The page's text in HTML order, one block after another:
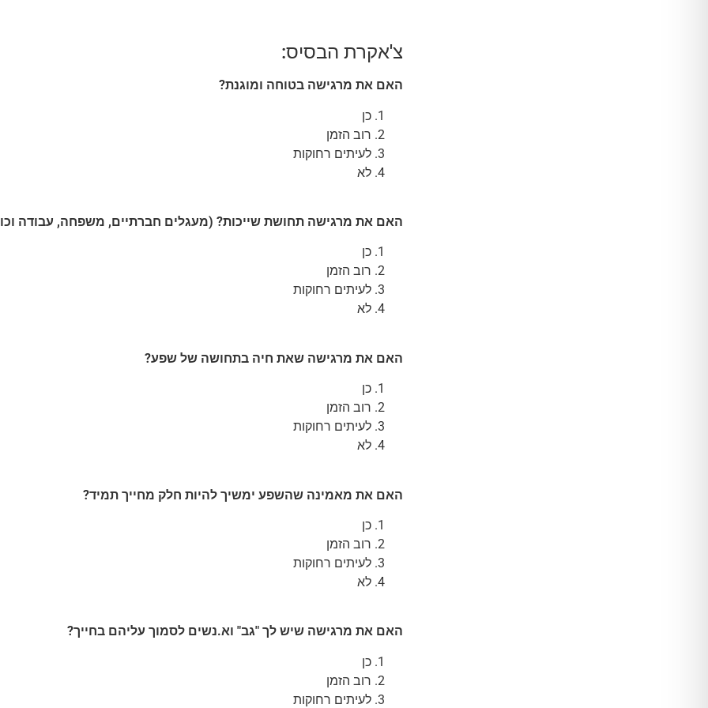
צ'אקרת הבסיס:
האם את מרגישה בטוחה ומוגנת?
כן
רוב הזמן
לעיתים רחוקות
לא
האם את מרגישה תחושת שייכות? (מעגלים חברתיים, משפחה, עבודה
כן
רוב הזמן
לעיתים רחוקות
לא
האם את מרגישה שאת חיה בתחושה של שפע?
כן
רוב הזמן
לעיתים רחוקות
לא
האם את מאמינה שהשפע ימשיך להיות חלק מחייך תמיד?
כן
רוב הזמן
לעיתים רחוקות
לא
האם את מרגישה שיש לך "גב" וא.נשים לסמוך עליהם בחייך?
כן
רוב הזמן
לעיתים רחוקות